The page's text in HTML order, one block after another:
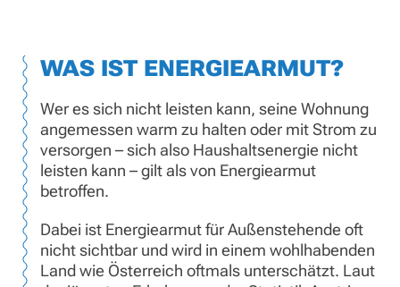
WAS IST ENERGIEARMUT?
Wer es sich nicht leisten kann, seine Wohnung
angemessen warm zu halten oder mit Strom zu
versorgen – sich also Haushaltsenergie nicht
leisten kann – gilt als von Energiearmut
betroffen.
Dabei ist Energiearmut für Außenstehende oft
nicht sichtbar und wird in einem wohlhabenden
Land wie Österreich oftmals unterschätzt. Laut